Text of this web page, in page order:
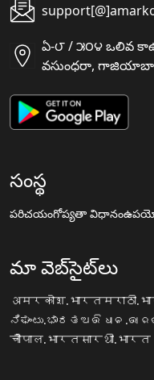
ఏ-౮ / ౫౦౪ ఒలివ
వసుంధరా,
సంస్థ
పరిచయంగోప్యతా విధానం
మా వెబ్‌సైట్‌లు
अमरकोश.भारत
ನಿಘಂಟು.ಭಾರತ
चौपाल.भारतसारथी.भारत